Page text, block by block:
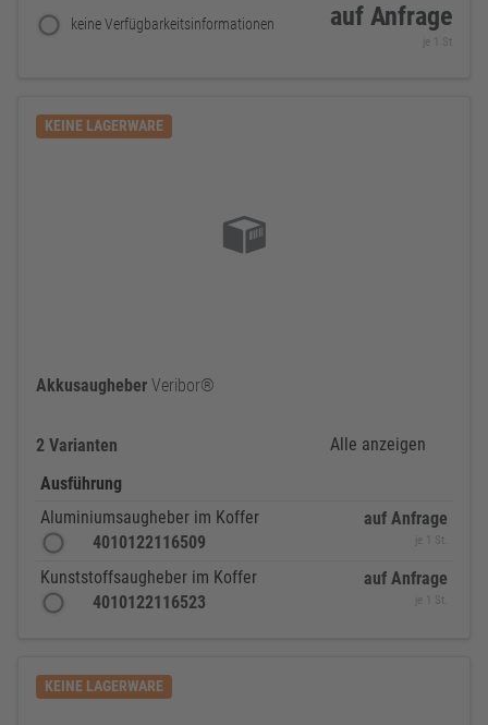
keine Verfügbarkeitsinformationen auf Anfrage
je 1 St
KEINE LAGERWARE
Akkusaugheber Veribor®
2 Varianten
Alle anzeigen
Ausführung
Aluminiumsaugheber im Koffer
4010122116509
auf Anfrage
je 1 St.
Kunststoffsaugheber im Koffer
4010122116523
auf Anfrage
je 1 St.
KEINE LAGERWARE